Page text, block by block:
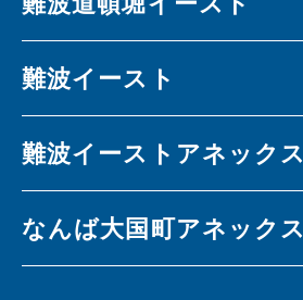
難波イースト
難波イーストアネックス
なんば大国町アネックス